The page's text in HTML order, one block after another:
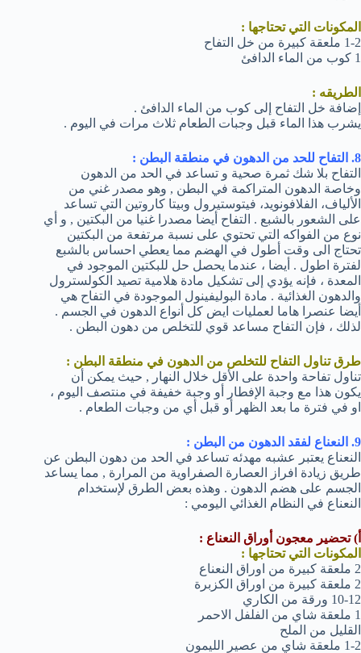
المكونات التي تحتاجها :
1-2 ملعقة كبيرة من خل التفاح
1 كوب من الماء الدافئ
الطريقه :
إضافة خل التفاح إلى كوب من الماء الدافئ .
يشرب هذا الماء قبل وجبات الطعام ثلاث مرات في اليوم .
8. التفاح للحد من الدهون في منطقة البطن :
التفاح بلا شك ثمرة صحية و تساعد في الحد من الدهون
وخاصة الدهون المتراكمة في البطن , وهو مصدر غني من
الألياف، الفلافونويد، فيتوستيرول وبيتا كاروتين التي تساعد
على الشعور بالشبع . التفاح أيضا مصدرا غنيا من البكتين , و أي
نوع من الفواكه التي تحتوي على نسبة مرتفعة من البكتين
تحتاج الى وقت أطول في الهضم مما يعطي احساس بالشبع
لفترة اطول . أيضا ، عندما يحصل حل للبكتين الموجود في
المعدة ، فإنه يؤدي إلى تشكيل مادة هلامية تصيد الكولسترول
والدهون الغذائية . مادة البوليفينول الموجودة في التفاح هي
أيضا عنصرا هاما لعمليات ايض كل أنواع الدهون في الجسم .
لذلك ، فإن التفاح مساعد قوي للتخلص من دهون البطن .
طرق تناول التفاح للتخلص من الدهون في منطقة البطن :
تناول تفاحة واحدة على الأقل خلال النهار , حيث يمكن أن
يكون هذا مع وجبة الإفطار أو وجبة خفيفة في منتصف اليوم ،
او في فترة ما بعد الظهر أو قبل أي من وجبات الطعام .
9. النعناع لفقد الدهون من البطن :
النعناع يعتبر عشبه مهدئه تساعد في الحد من دهون البطن عن
طريق زيادة افراز العصارة الصفراوية من المرارة , مما يساعد
الجسم على هضم الدهون . وهذه بعض الطرق لإستخدام
النعناع في النظام الغذائي اليومي :
أ) تحضير معجون أوراق النعناع :
المكونات التي تحتاجها :
2 ملعقة كبيرة من اوراق النعناع
2 ملعقة كبيرة من اوراق الكزبرة
10-12 ورقة من الكاري
1 ملعقة شاي من الفلفل الاحمر
القليل من الملح
1-2 ملعقة شاي من عصير الليمون